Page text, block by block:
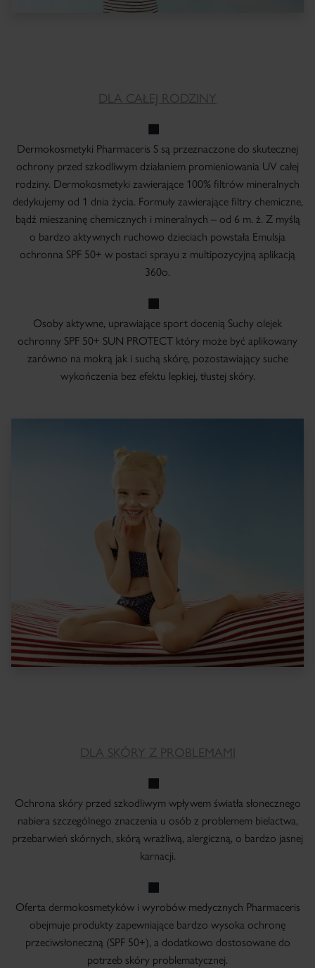
DLA CAŁEJ RODZINY
Dermokosmetyki Pharmaceris S są przeznaczone do skutecznej
ochrony przed szkodliwym działaniem promieniowania UV całej
rodziny. Dermokosmetyki zawierające 100% filtrów mineralnych
dedykujemy od 1 dnia życia. Formuły zawierające filtry chemiczne,
bądź mieszaninę chemicznych i mineralnych – od 6 m. ż. Z myślą
o bardzo aktywnych ruchowo dzieciach powstała Emulsja
ochronna SPF 50+ w postaci sprayu z multipozycyjną aplikacją
360o.
Osoby aktywne, uprawiające sport docenią Suchy olejek
ochronny SPF 50+ SUN PROTECT który może być aplikowany
zarówno na mokrą jak i suchą skórę, pozostawiający suche
wykończenia bez efektu lepkiej, tłustej skóry.
DLA SKÓRY Z PROBLEMAMI
Ochrona skóry przed szkodliwym wpływem światła słonecznego
nabiera szczególnego znaczenia u osób z problemem bielactwa,
przebarwień skórnych, skórą wrażliwą, alergiczną, o bardzo jasnej
karnacji.
Oferta dermokosmetyków i wyrobów medycznych Pharmaceris
obejmuje produkty zapewniające bardzo wysoka ochronę
przeciwsłoneczną (SPF 50+), a dodatkowo dostosowane do
potrzeb skóry problematycznej.